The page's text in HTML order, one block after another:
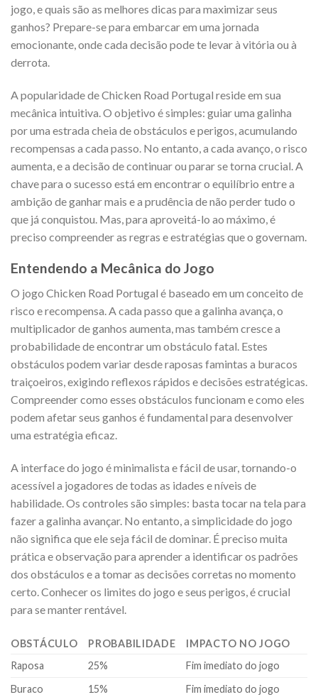
jogo, e quais são as melhores dicas para maximizar seus
ganhos? Prepare-se para embarcar em uma jornada
emocionante, onde cada decisão pode te levar à vitória ou à
derrota.
A popularidade de Chicken Road Portugal reside em sua
mecânica intuitiva. O objetivo é simples: guiar uma galinha
por uma estrada cheia de obstáculos e perigos, acumulando
recompensas a cada passo. No entanto, a cada avanço, o risco
aumenta, e a decisão de continuar ou parar se torna crucial. A
chave para o sucesso está em encontrar o equilíbrio entre a
ambição de ganhar mais e a prudência de não perder tudo o
que já conquistou. Mas, para aproveitá-lo ao máximo, é
preciso compreender as regras e estratégias que o governam.
Entendendo a Mecânica do Jogo
O jogo Chicken Road Portugal é baseado em um conceito de
risco e recompensa. A cada passo que a galinha avança, o
multiplicador de ganhos aumenta, mas também cresce a
probabilidade de encontrar um obstáculo fatal. Estes
obstáculos podem variar desde raposas famintas a buracos
traiçoeiros, exigindo reflexos rápidos e decisões estratégicas.
Compreender como esses obstáculos funcionam e como eles
podem afetar seus ganhos é fundamental para desenvolver
uma estratégia eficaz.
A interface do jogo é minimalista e fácil de usar, tornando-o
acessível a jogadores de todas as idades e níveis de
habilidade. Os controles são simples: basta tocar na tela para
fazer a galinha avançar. No entanto, a simplicidade do jogo
não significa que ele seja fácil de dominar. É preciso muita
prática e observação para aprender a identificar os padrões
dos obstáculos e a tomar as decisões corretas no momento
certo. Conhecer os limites do jogo e seus perigos, é crucial
para se manter rentável.
OBSTÁCULO PROBABILIDADE
IMPACTO NO JOGO
Raposa
25%
Fim imediato do jogo
Buraco
15% Fim imediato do jogo